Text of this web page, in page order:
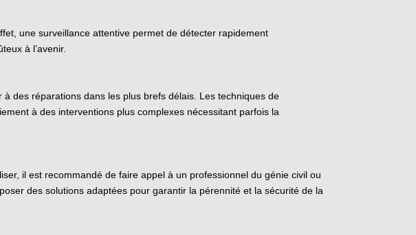
une surveillance attentive permet de détecter rapidement
à l’avenir.
des réparations dans les plus brefs délais. Les techniques de
à des interventions plus complexes nécessitant parfois la
il est recommandé de faire appel à un professionnel du génie civil ou
des solutions adaptées pour garantir la pérennité et la sécurité de la